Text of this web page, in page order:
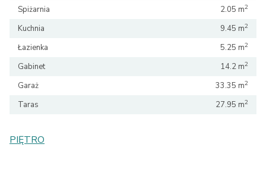
Spiżarnia 2.05 m2
Kuchnia 9.45 m2
Łazienka 5.25 m2
Gabinet 14.2 m2
Garaż 33.35 m2
Taras 27.95 m2
PIĘTRO